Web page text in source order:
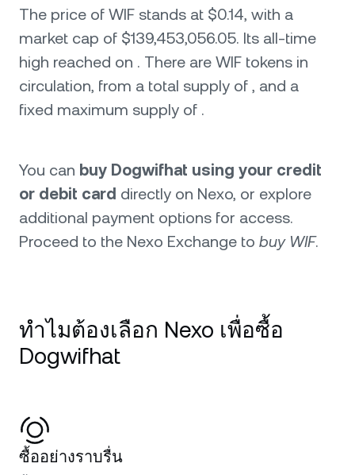
The price of WIF stands at $0.14, with a
market cap of $139,453,056.05. Its all-time
high reached on . There are WIF tokens in
circulation, from a total supply of , and a
fixed maximum supply of .
You can buy Dogwifhat using your credit
or debit card directly on Nexo, or explore
additional payment options for access.
Proceed to the Nexo Exchange to buy WIF.
ทำไมต้องเลือก Nexo เพื่อซื้อ
Dogwifhat
ซื้ออย่างราบรื่น